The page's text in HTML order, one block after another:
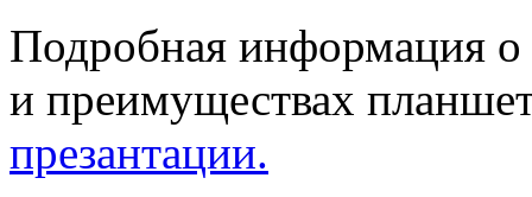
Подробная информация о
и преимуществах
презантации.